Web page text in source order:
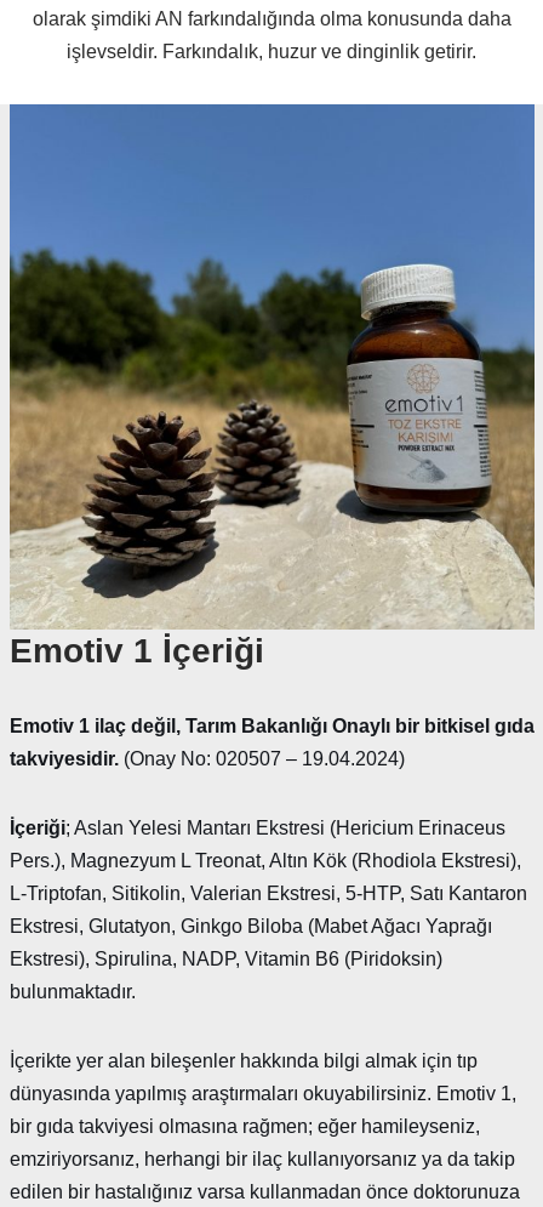
olarak şimdiki AN farkındalığında olma konusunda daha
işlevseldir. Farkındalık, huzur ve dinginlik getirir.
Emotiv 1 İçeriği
Emotiv 1 ilaç değil, Tarım Bakanlığı Onaylı bir bitkisel gıda
takviyesidir.(Onay No: 020507 – 19.04.2024)
İçeriği; Aslan Yelesi Mantarı Ekstresi (Hericium Erinaceus
Pers.), Magnezyum L Treonat, Altın Kök (Rhodiola Ekstresi),
L-Triptofan, Sitikolin, Valerian Ekstresi, 5-HTP, Satı Kantaron
Ekstresi, Glutatyon, Ginkgo Biloba (Mabet Ağacı Yaprağı
Ekstresi), Spirulina, NADP, Vitamin B6 (Piridoksin)
bulunmaktadır.
İçerikte yer alan bileşenler hakkında bilgi almak için tıp
dünyasında yapılmış araştırmaları okuyabilirsiniz. Emotiv 1,
bir gıda takviyesi olmasına rağmen; eğer hamileyseniz,
emziriyorsanız, herhangi bir ilaç kullanıyorsanız ya da takip
edilen bir hastalığınız varsa kullanmadan önce doktorunuza